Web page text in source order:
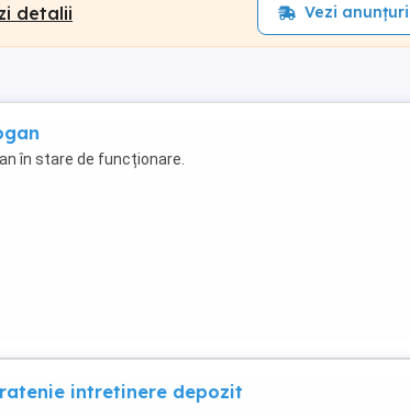
detalii Vezi
în stare de funcționare.
intretinere depozit